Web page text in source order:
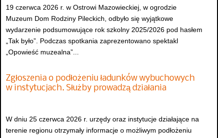
19 czerwca 2026 r. w Ostrowi Mazowieckiej, w ogrodzie
Muzeum Dom Rodziny Pileckich, odbyło się wyjątkowe
wydarzenie podsumowujące rok szkolny 2025/2026 pod hasłem
„Tak było”. Podczas spotkania zaprezentowano spektakl
„Opowieść muzealna”...
Zgłoszenia o podłożeniu ładunków wybuchowych
w instytucjach. Służby prowadzą działania
W dniu 25 czerwca 2026 r. urzędy oraz instytucje działające na
terenie regionu otrzymały informacje o możliwym podłożeniu